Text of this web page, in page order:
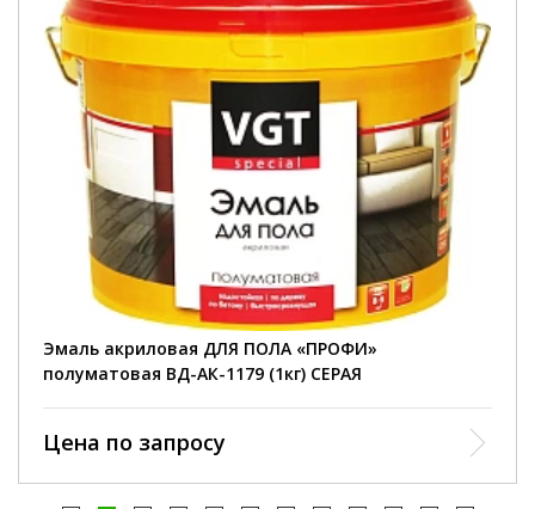
Эмаль акриловая ДЛЯ ПОЛА «ПРОФИ»
полуматовая ВД-АК-1179 (1кг) СЕРАЯ
вес::
1 кг.
фасовка::
1 кг; 2,5 кг; 10 кг.
цвет::
СЕРАЯ.
расход::
100 г/м2.
полное высыхание::
24 часа.
Цена по запросу